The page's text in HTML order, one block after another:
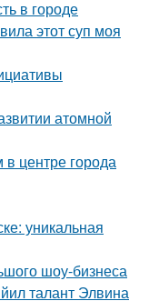
в городе
этот суп моя
атомной
в центре города
уникальная
шоу-бизнеса
талант Элвина